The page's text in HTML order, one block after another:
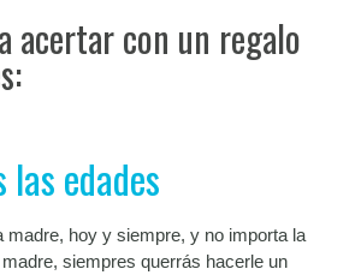
acertar con un regalo
las edades
madre, hoy y siempre, y no importa la
siempres querrás hacerle un